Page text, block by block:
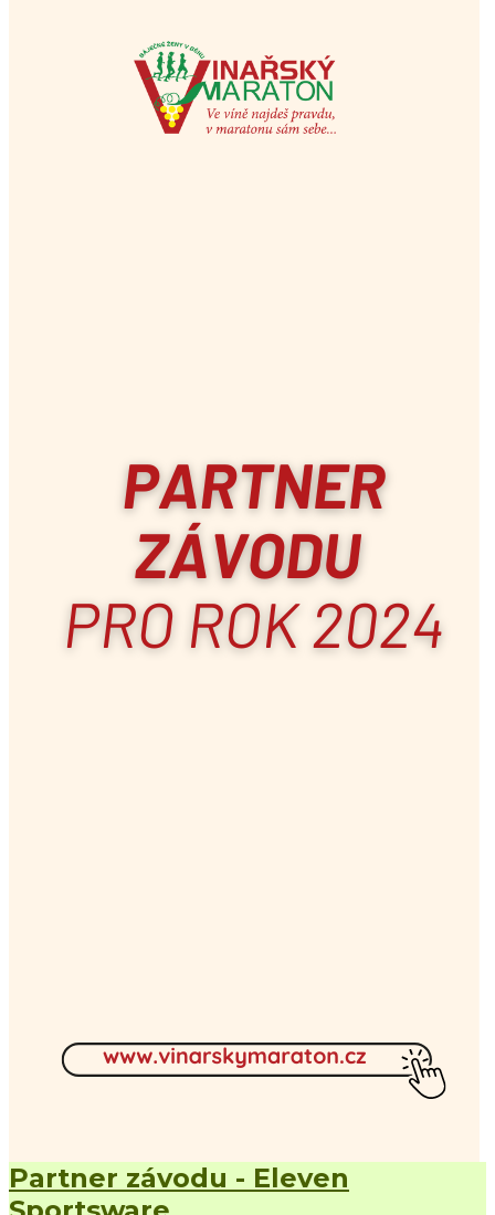
Partner závodu - Eleven